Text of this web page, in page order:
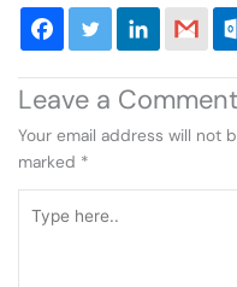
Leave a Comment
Your email address will not
marked *
here..